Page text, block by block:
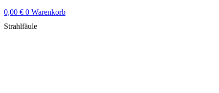
0,00 € 0 Warenkorb
Strahlfäule